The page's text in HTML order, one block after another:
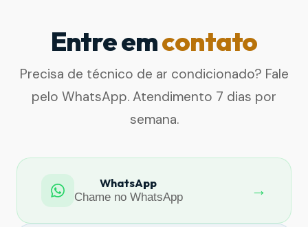
Entre emcontato
Precisa de técnico de ar condicionado? Fale
pelo WhatsApp. Atendimento 7 dias por
semana.
WhatsApp
Chame no WhatsApp
→